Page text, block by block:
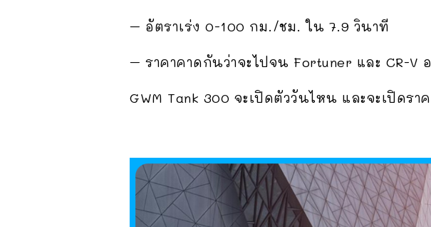
– อัตราเร่ง 0-100 กม./ชม. ใน 7.9 วินาที
– ราคาคาดกันว่าจะไปจน Fortuner และ CR-V
GWM Tank 300 จะเปิดตัววันไหน และจะเปิดร